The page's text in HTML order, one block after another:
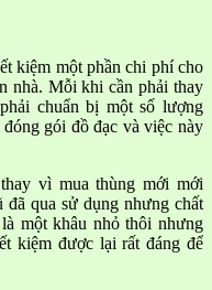
kiệm một phần chi phí cho
nhà. Mỗi khi cần phải thay
chuẩn bị một số lượng
gói đồ đạc và việc này
vì mua thùng mới mới
đã qua sử dụng nhưng chất
một khâu nhỏ thôi nhưng
kiệm được lại rất đáng để